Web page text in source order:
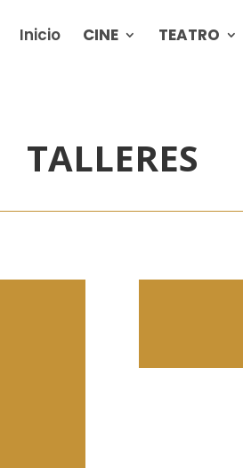
Inicio CINE TEATRO
TALLERES